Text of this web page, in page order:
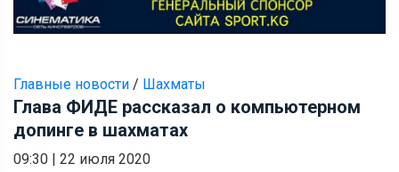
Главные новости / Шахматы
Глава ФИДЕ рассказал о компьютерном
допинге в шахматах
09:30 | 22 июля 2020